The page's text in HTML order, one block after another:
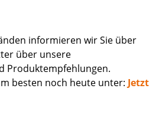
informieren wir Sie über
über unsere
Produktempfehlungen.
besten noch heute unter: Jetzt